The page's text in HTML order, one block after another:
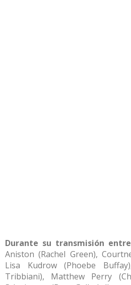
Durante su transmisión
Aniston (Rachel Green),
Lisa Kudrow (Phoebe
Tribbiani), Matthew Perry